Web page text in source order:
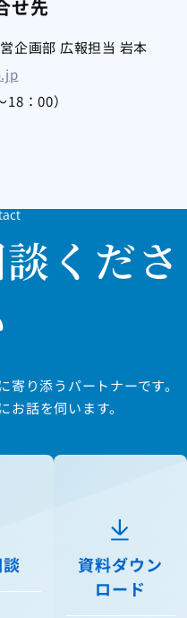
せ先
企画部 広報担当 岩本
：00）
くださ
り添うパートナーです。
話を伺います。
資料ダウン
ロード